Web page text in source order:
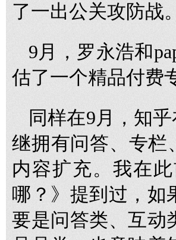
了一出公关攻防战。
9月，罗永浩和
估了一个精品付费
同样在9月，知
继拥有问答、专栏
内容扩充。我在
哪？》提到过，如
要是问答类、互动